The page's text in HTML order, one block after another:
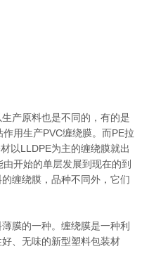
产原料也是不同的，有的是
用生产PVC缠绕膜。而PE拉
以LLDPE为主的缠绕膜就出
开始的单层发展到现在的到
缠绕膜，品种不同外，它们
膜的一种。缠绕膜是一种利
、无味的新型塑料包装材